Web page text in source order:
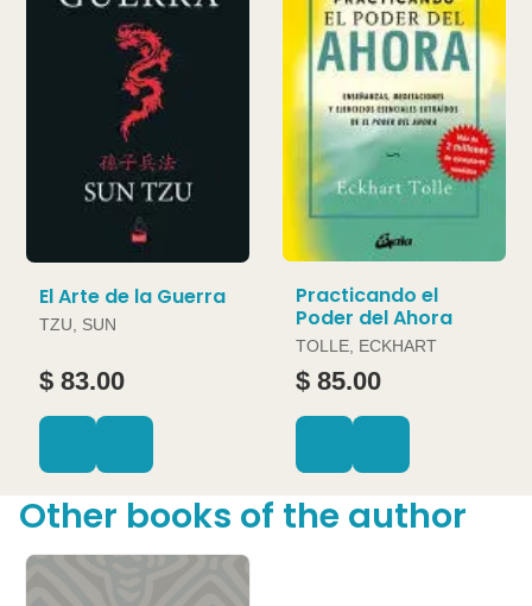
El Arte de la Guerra
TZU, SUN
$ 83.00
Practicando el
Poder del Ahora
TOLLE, ECKHART
$ 85.00
Other books of the author